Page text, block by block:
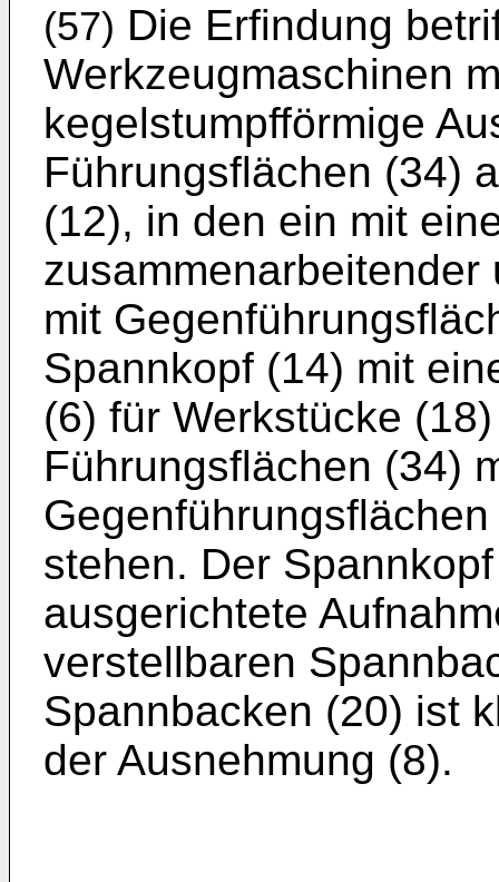
(57) Die Erfindung
Werkzeugmaschinen
kegelstumpfförmige
Führungsflächen (34)
(12), in den ein mit
mit
Spannkopf (14) mit
(6) für Werkstücke
Führungsflächen (34)
stehen. Der
ausgerichtete
verstellbaren
Spannbacken (20) ist
der Ausnehmung (8).